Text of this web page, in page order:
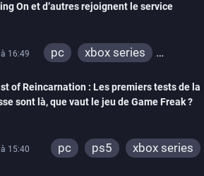
On et d’autres rejoignent le service
à 16:49 pc
xbox series
of Reincarnation : Les premiers tests de la
sont là, que vaut le jeu de Game Freak ?
à 15:40 pc ps5 xbox series